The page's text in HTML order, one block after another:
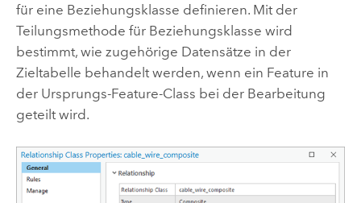
für eine Beziehungsklasse definieren. Mit der
Teilungsmethode für Beziehungsklasse wird
bestimmt, wie zugehörige Datensätze in der
Zieltabelle behandelt werden, wenn ein Feature in
der Ursprungs-Feature-Class bei der Bearbeitung
geteilt wird.